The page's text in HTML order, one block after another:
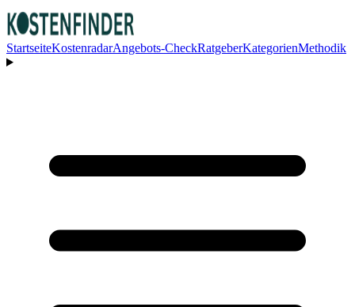
StartseiteKostenradarAngebots-CheckRatgeberKategorienMethodik